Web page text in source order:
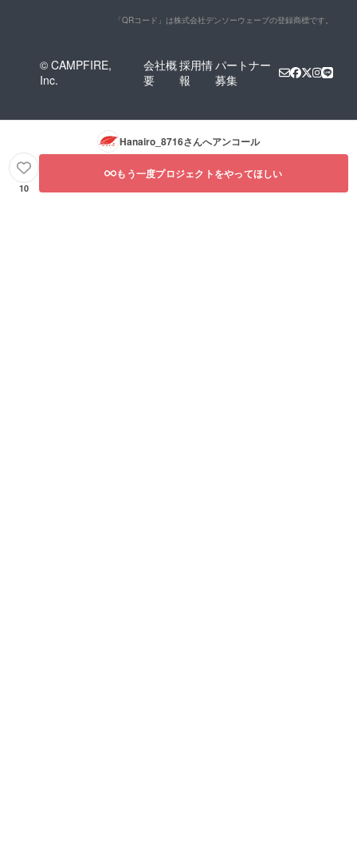
「QRコード」は株式会社デンソーウェーブの登録商標です。
© CAMPFIRE,
Inc.
会社概
要
採用情
報
パートナー
募集
Hanairo_8716さんへアンコール
10
もう一度プロジェクトをやってほしい